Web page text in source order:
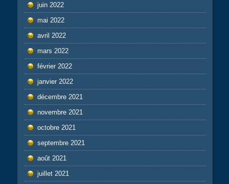
juin 2022
mai 2022
avril 2022
mars 2022
février 2022
janvier 2022
décembre 2021
novembre 2021
octobre 2021
septembre 2021
août 2021
juillet 2021